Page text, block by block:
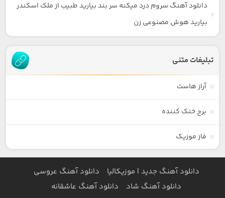
دانلود آهنگ سروم درد میکنه سر بند بیارید طبیب از ملک اسکندر
بیارید هوش مصنوعی زن
تبلیغات متنی
آراز هاست
برج خنک کننده
فاز موزیک
دانلود آهنگ جدید | موزیکالیا
دانلود آهنگ عروسی
دانلود آهنگ شاد
دانلود آهنگ عاشقانه